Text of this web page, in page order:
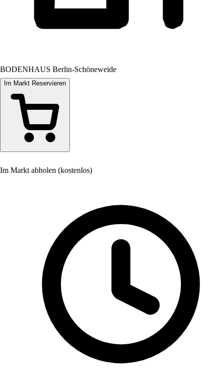
BODENHAUS Berlin-Schöneweide
Im Markt Reservieren
Im Markt abholen (kostenlos)